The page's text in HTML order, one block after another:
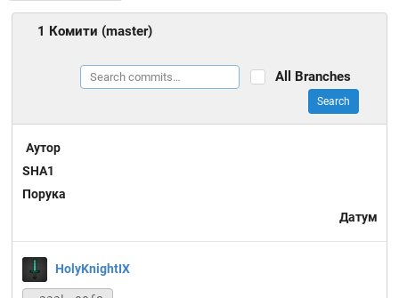
1 Комити (master)
All Branches
Search
Аутор
SHA1
Порука
Датум
HolyKnightIX